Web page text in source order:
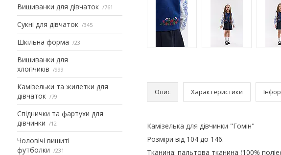
Вишиванки для дівчаток 761
Сукні для дівчаток 345
Шкільна форма 23
Вишиванки для
хлопчиків
999
Камізельки та жилетки для
дівчаток
79
Спіднички та фартухи для
дівчинки
12
Чоловічі вишиті
футболки
231
Опис Характеристики
Камізелька для дівчинки "Гомін"
Розміри від 104 до 146.
Тканина: пальтова тканина (100%